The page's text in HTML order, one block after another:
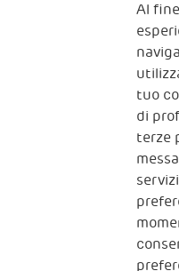
Iscriviti alla
The
Al
tuo
di
terze